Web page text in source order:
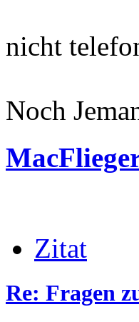
nicht
Noch
Zitat
Re: Fragen